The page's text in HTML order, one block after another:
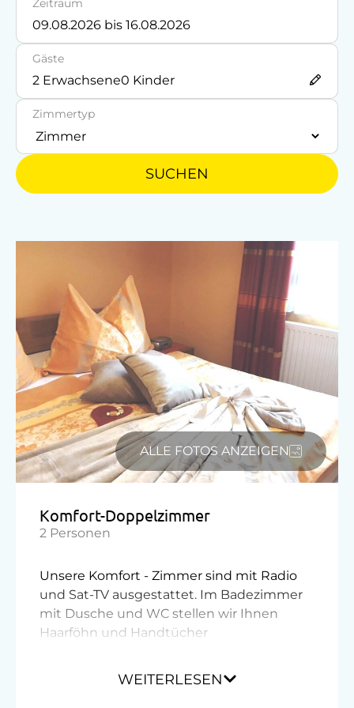
Barzahlung
Deutsch
Englisch
Parkplätze an der Straße
Radunterstellmöglichkeit
Am Betrieb
Garten/Wiese
Kinder-Ausstattung
Kinder sind willkommen
Spielzeug
Verpflegung
Regionale Spezialitäten
Vollwert/Biokost
Zeitraum
Gäste
2 Erwachsene0 Kinder
Zimmertyp
SUCHEN
ALLE FOTOS ANZEIGEN
Komfort-Doppelzimmer
2 Personen
Unsere Komfort - Zimmer sind mit Radio
und Sat-TV ausgestattet. Im Badezimmer
mit Dusche und WC stellen wir Ihnen
Haarföhn und Handtücher
Die komfortable Ausstattung und die
warmen Farben schaffen eine behagliche
WEITERLESEN